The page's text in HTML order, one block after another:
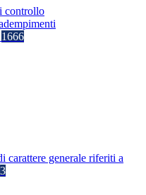
controllo
1666
carattere generale riferiti a
3